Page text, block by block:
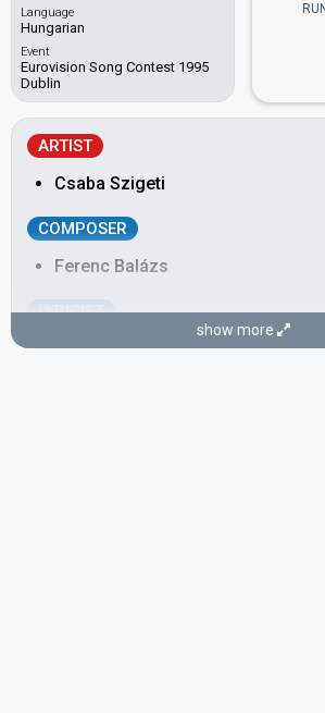
Language
Hungarian
Event
Eurovision Song Contest 1995
Dublin
ARTIST
Csaba Szigeti
COMPOSER
Ferenc Balázs
LYRICIST
Attila Horváth
show more